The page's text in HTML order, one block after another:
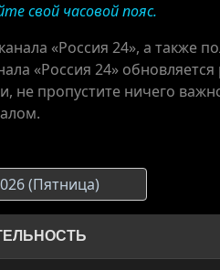
свой часовой пояс.
«Россия 24», а также
«Россия 24» обновляется
не пропустите ничего